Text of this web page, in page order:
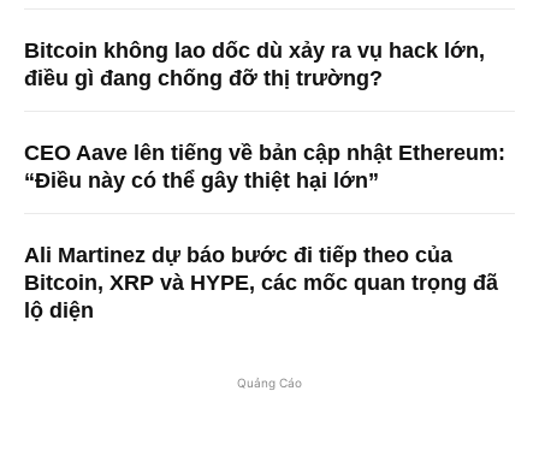
Bitcoin không lao dốc dù xảy ra vụ hack lớn,
điều gì đang chống đỡ thị trường?
CEO Aave lên tiếng về bản cập nhật Ethereum:
“Điều này có thể gây thiệt hại lớn”
Ali Martinez dự báo bước đi tiếp theo của
Bitcoin, XRP và HYPE, các mốc quan trọng đã
lộ diện
Quảng Cáo